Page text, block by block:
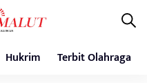
Hukrim Terbit Olahraga